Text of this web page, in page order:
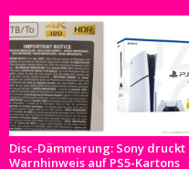
Disc-Dämmerung: Sony druckt
Warnhinweis auf PS5-Kartons